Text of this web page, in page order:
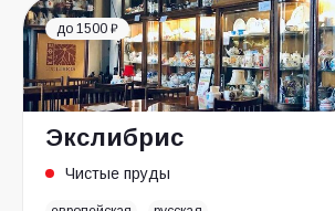
до 1500 ₽
Экслибрис
Чистые пруды